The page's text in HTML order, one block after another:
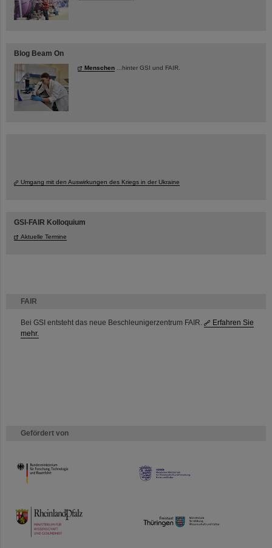
FAIR
Bei GSI entsteht das neue Beschleunigerzentrum FAIR.
Erfahren Sie
mehr.
Gefördert von
HMWK
TMWWDG
Blog Beam On
Menschen ...hinter GSI und FAIR.
Umgang mit den Auswirkungen des Kriegs in der Ukraine
GSI-FAIR Kolloquium
Aktuelle Termine